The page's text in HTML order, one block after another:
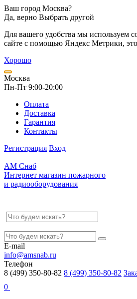
Ваш город Москва?
Да, верно Выбрать другой
Для вашего удобства мы используем
сайте с помощью Яндекс Метрики, это
Хорошо
Москва
Пн-Пт 9:00-20:00
Оплата
Доставка
Гарантия
Контакты
Регистрация Вход
АМ Снаб
Интернет магазин пожарного
и радиооборудования
E-mail
info@amsnab.ru
Телефон
8 (499) 350-80-82 8 (499) 350-80-82
0